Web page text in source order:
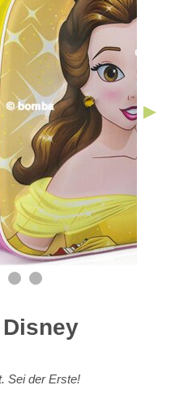
Sei der Erste!